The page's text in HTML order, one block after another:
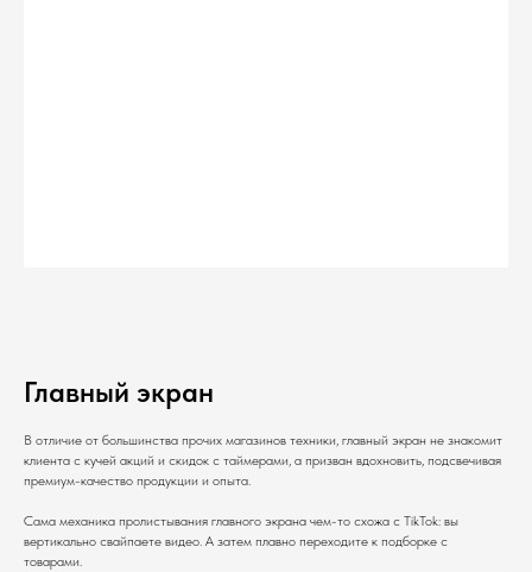
Главный экран
В отличие от большинства прочих магазинов техники, главный экран не знакомит
клиента с кучей акций и скидок с таймерами, а призван вдохновить, подсвечивая
премиум-качество продукции и опыта.
Сама механика пролистывания главного экрана чем-то схожа с TikTok: вы
вертикально свайпаете видео. А затем плавно переходите к подборке с
товарами.